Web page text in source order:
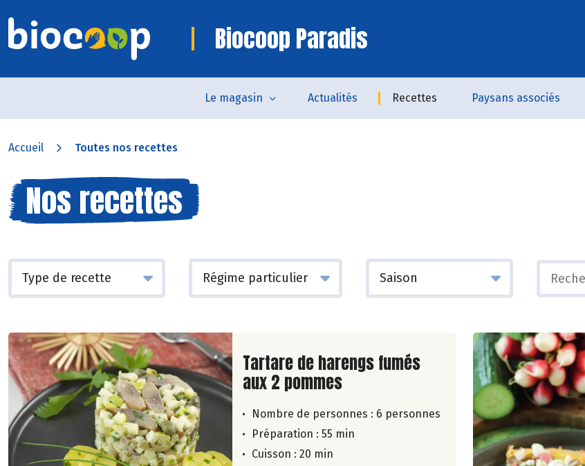
Biocoop Paradis
Le magasin Actualités Recettes Paysans associés
Accueil Toutes nos recettes
Nos recettes
Lire la suite de la recette
Tartare de harengs fumés
aux 2 pommes
Nombre de personnes : 6 personnes
Préparation : 55 min
Cuisson : 20 min